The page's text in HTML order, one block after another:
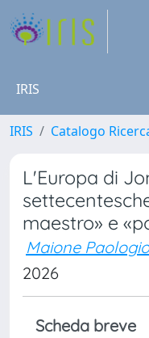
IRIS
IRIS Catalogo
L'Europa di
maestro» e
Maione
2026
Scheda breve